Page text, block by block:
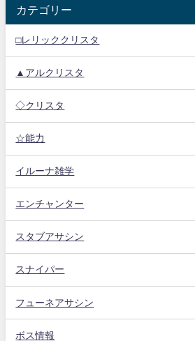
カテゴリー
□レリッククリスタ
▲アルクリスタ
◇クリスタ
☆能力
イルーナ雑学
エンチャンター
スタブアサシン
スナイパー
フューネアサシン
ボス情報